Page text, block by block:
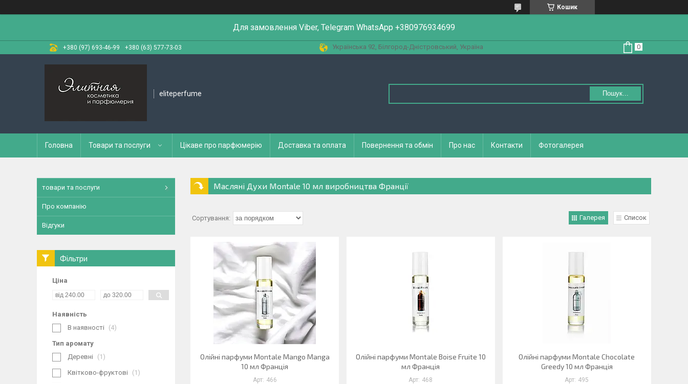
Кошик
Для замовлення Viber, Telegram WhatsApp +380976934699
+380 (97) 693-46-99 +380 (63) 577-73-03 Українська 92, Білгород-Дністровський, Україна
eliteperfume Пошук...
Головна Товари та послуги Цікаве про парфюмерію Доставка та оплата Повернення та обмін Про нас Контакти Фотогалерея
Масляні Духи Montale 10 мл виробництва Франції
Галерея Список
Олійні парфуми Montale Mango Manga
10 мл Франція
466
Олійні парфуми Montale Boise Fruite 10
мл Франція
468
Олійні парфуми Montale Chocolate
Greedy 10 мл Франція
495
товари та послуги
Про компанію
Відгуки
Фільтри
Ціна
Наявність
В наявності
4
Тип аромату
Деревні
1
Квітково-фруктові 1